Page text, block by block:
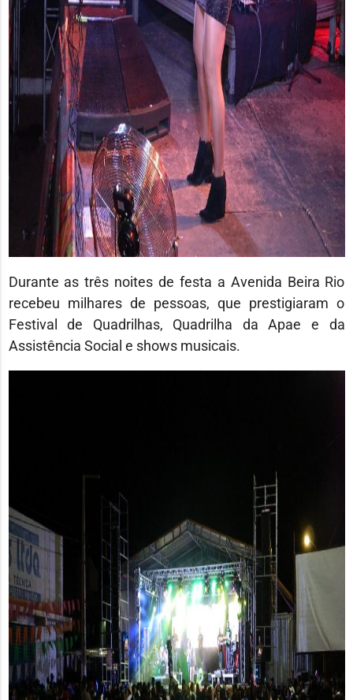
Durante as três noites de festa a Avenida Beira Rio
recebeu milhares de pessoas, que prestigiaram o
Festival de Quadrilhas, Quadrilha da Apae e da
Assistência Social e shows musicais.